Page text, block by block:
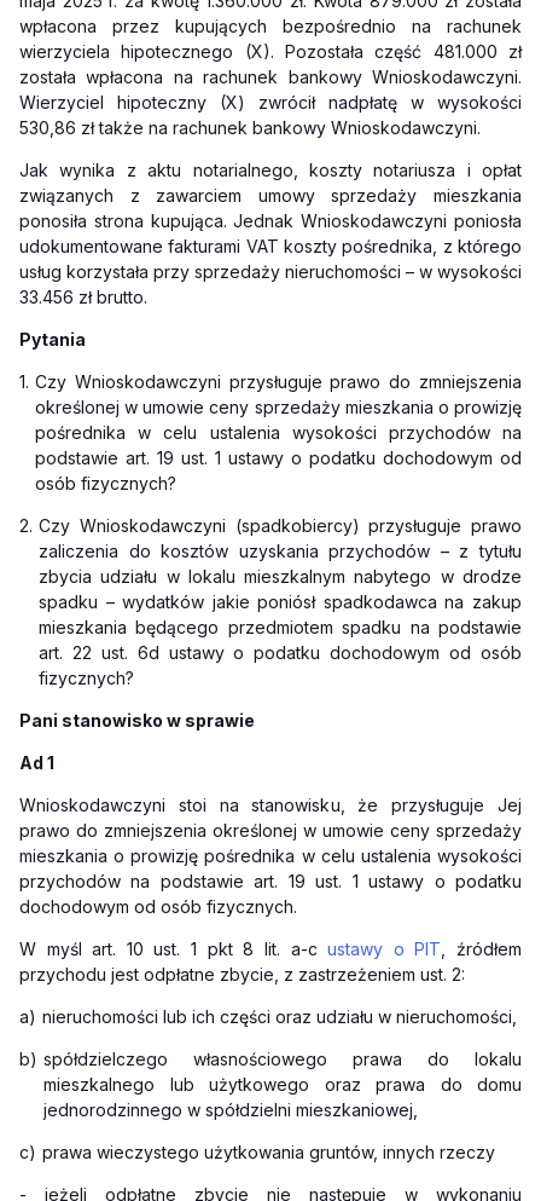
wpłacona przez kupujących bezpośrednio na rachunek
wierzyciela hipotecznego (X). Pozostała część 481.000 zł
została wpłacona na rachunek bankowy Wnioskodawczyni.
Wierzyciel hipoteczny (X) zwrócił nadpłatę w wysokości
530,86 zł także na rachunek bankowy Wnioskodawczyni.
Jak wynika z aktu notarialnego, koszty notariusza i opłat
związanych z zawarciem umowy sprzedaży mieszkania
ponosiła strona kupująca. Jednak Wnioskodawczyni poniosła
udokumentowane fakturami VAT koszty pośrednika, z którego
usług korzystała przy sprzedaży nieruchomości – w wysokości
33.456 zł brutto.
Pytania
1. Czy Wnioskodawczyni przysługuje prawo do zmniejszenia
określonej w umowie ceny sprzedaży mieszkania o prowizję
pośrednika w celu ustalenia wysokości przychodów na
podstawie art. 19 ust. 1 ustawy o podatku dochodowym od
osób fizycznych?
2. Czy Wnioskodawczyni (spadkobiercy) przysługuje prawo
zaliczenia do kosztów uzyskania przychodów – z tytułu
zbycia udziału w lokalu mieszkalnym nabytego w drodze
spadku – wydatków jakie poniósł spadkodawca na zakup
mieszkania będącego przedmiotem spadku na podstawie
art. 22 ust. 6d ustawy o podatku dochodowym od osób
fizycznych?
Pani stanowisko w sprawie
Ad 1
Wnioskodawczyni stoi na stanowisku, że przysługuje Jej
prawo do zmniejszenia określonej w umowie ceny sprzedaży
mieszkania o prowizję pośrednika w celu ustalenia wysokości
przychodów na podstawie art. 19 ust. 1 ustawy o podatku
dochodowym od osób fizycznych.
W myśl art. 10 ust. 1 pkt 8 lit. a-custawy o PIT , źródłem
przychodu jest odpłatne zbycie, z zastrzeżeniem ust. 2:
a) nieruchomości lub ich części oraz udziału w nieruchomości,
b) spółdzielczego własnościowego prawa do lokalu
mieszkalnego lub użytkowego oraz prawa do domu
jednorodzinnego w spółdzielni mieszkaniowej,
c) prawa wieczystego użytkowania gruntów, innych rzeczy
- jeżeli odpłatne zbycie nie następuje w wykonaniu